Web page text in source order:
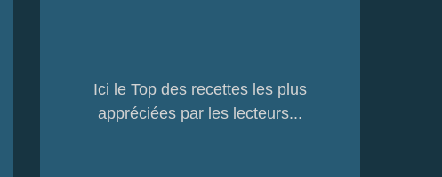
Ici le Top des recettes les plus
appréciées par les lecteurs...